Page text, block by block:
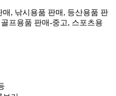
, 낚시용품 판매, 등산용품 판
프용품 판매-중고, 스포츠용